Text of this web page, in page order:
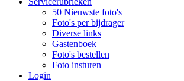
50 Nieuwste foto's
Foto's per bijdrager
Diverse links
Gastenboek
Foto's bestellen
Foto insturen
Login